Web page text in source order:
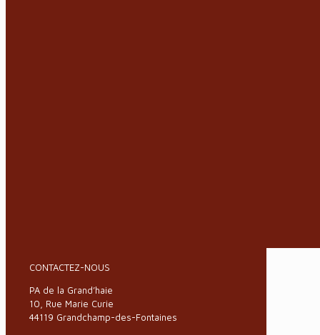
CONTACTEZ-NOUS
PA de la Grand’haie
10, Rue Marie Curie
44119 Grandchamp-des-Fontaines